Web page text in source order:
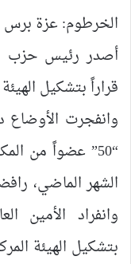
الخرطوم: عزة برس
أصدر رئيس حزب
قراراً بتشكيل
وانفجرت
“50” عضواً من
الشهر الماضي،
وانفراد الأمين
بتشكيل الهيئة